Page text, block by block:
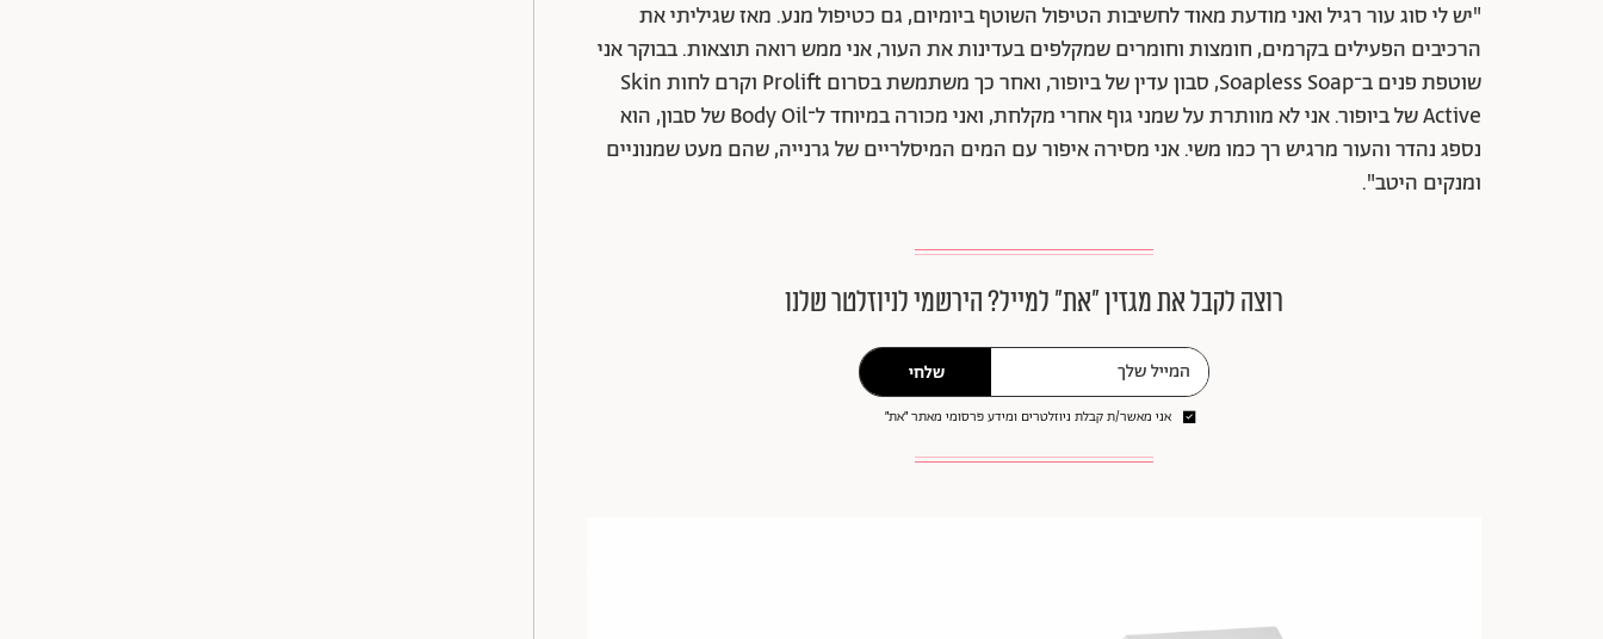
"יש לי סוג עור רגיל ואני מודעת מאוד לחשיבות הטיפול השוטף ביומיום, גם כטיפול מנע. מאז שגיליתי את
הרכיבים הפעילים בקרמים, חומצות וחומרים שמקלפים בעדינות את העור, אני ממש רואה תוצאות. בבוקר אני
שוטפת פנים ב־Soapless Soap, סבון עדין של ביופור, ואחר כך משתמשת בסרום Prolift וקרם לחות Skin
Active של ביופור. אני לא מוותרת על שמני גוף אחרי מקלחת, ואני מכורה במיוחד ל־Body Oil של סבון, הוא
נספג נהדר והעור מרגיש רך כמו משי. אני מסירה איפור עם המים המיסלריים של גרנייה, שהם מעט שמנוניים
ומנקים היטב".
רוצה לקבל את מגזין ״את״ למייל? הירשמי לניוזלטר שלנו
שלחי
אני מאשר/ת קבלת ניוזלטרים ומידע פרסומי מאתר ״את״